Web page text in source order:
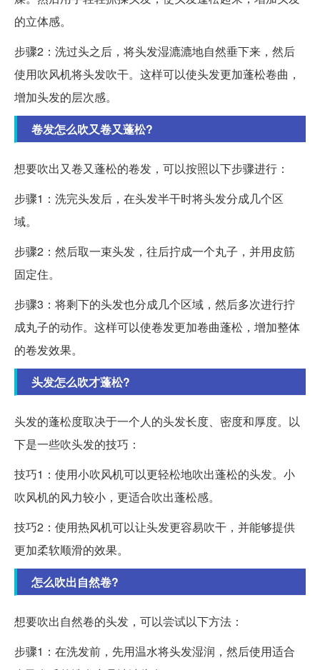
的立体感。
步骤2：洗过头之后，将头发湿漉漉地自然垂下来，然后
使用吹风机将头发吹干。这样可以使头发更加蓬松卷曲，
增加头发的层次感。
卷发怎么吹又卷又蓬松?
想要吹出又卷又蓬松的卷发，可以按照以下步骤进行：
步骤1：洗完头发后，在头发半干时将头发分成几个区
域。
步骤2：然后取一束头发，往后拧成一个丸子，并用皮筋
固定住。
步骤3：将剩下的头发也分成几个区域，然后多次进行拧
成丸子的动作。这样可以使卷发更加卷曲蓬松，增加整体
的卷发效果。
头发怎么吹才蓬松?
头发的蓬松度取决于一个人的头发长度、密度和厚度。以
下是一些吹头发的技巧：
技巧1：使用小吹风机可以更轻松地吹出蓬松的头发。小
吹风机的风力较小，更适合吹出蓬松感。
技巧2：使用热风机可以让头发更容易吹干，并能够提供
更加柔软顺滑的效果。
怎么吹出自然卷?
想要吹出自然卷的头发，可以尝试以下方法：
步骤1：在洗发前，先用温水将头发湿润，然后使用适合